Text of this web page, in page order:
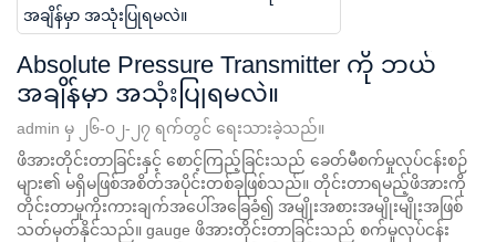
Absolute Pressure Transmitter ကို ဘယ်
အချိန်မှာ အသုံးပြုရမလဲ။
admin မှ ၂၆-၀၂-၂၇ ရက်တွင် ရေးသားခဲ့သည်။
ဖိအားတိုင်းတာခြင်းနှင့် စောင့်ကြည့်ခြင်းသည် ခေတ်မီစက်မှုလုပ်ငန်းစဉ်
များ၏ မရှိမဖြစ်အစိတ်အပိုင်းတစ်ခုဖြစ်သည်။ တိုင်းတာရမည့်ဖိအားကို
တိုင်းတာမှုကိုးကားချက်အပေါ်အခြေခံ၍ အမျိုးအစားအမျိုးမျိုးအဖြစ်
သတ်မှတ်နိုင်သည်။ gauge ဖိအားတိုင်းတာခြင်းသည် စက်မှုလုပ်ငန်း